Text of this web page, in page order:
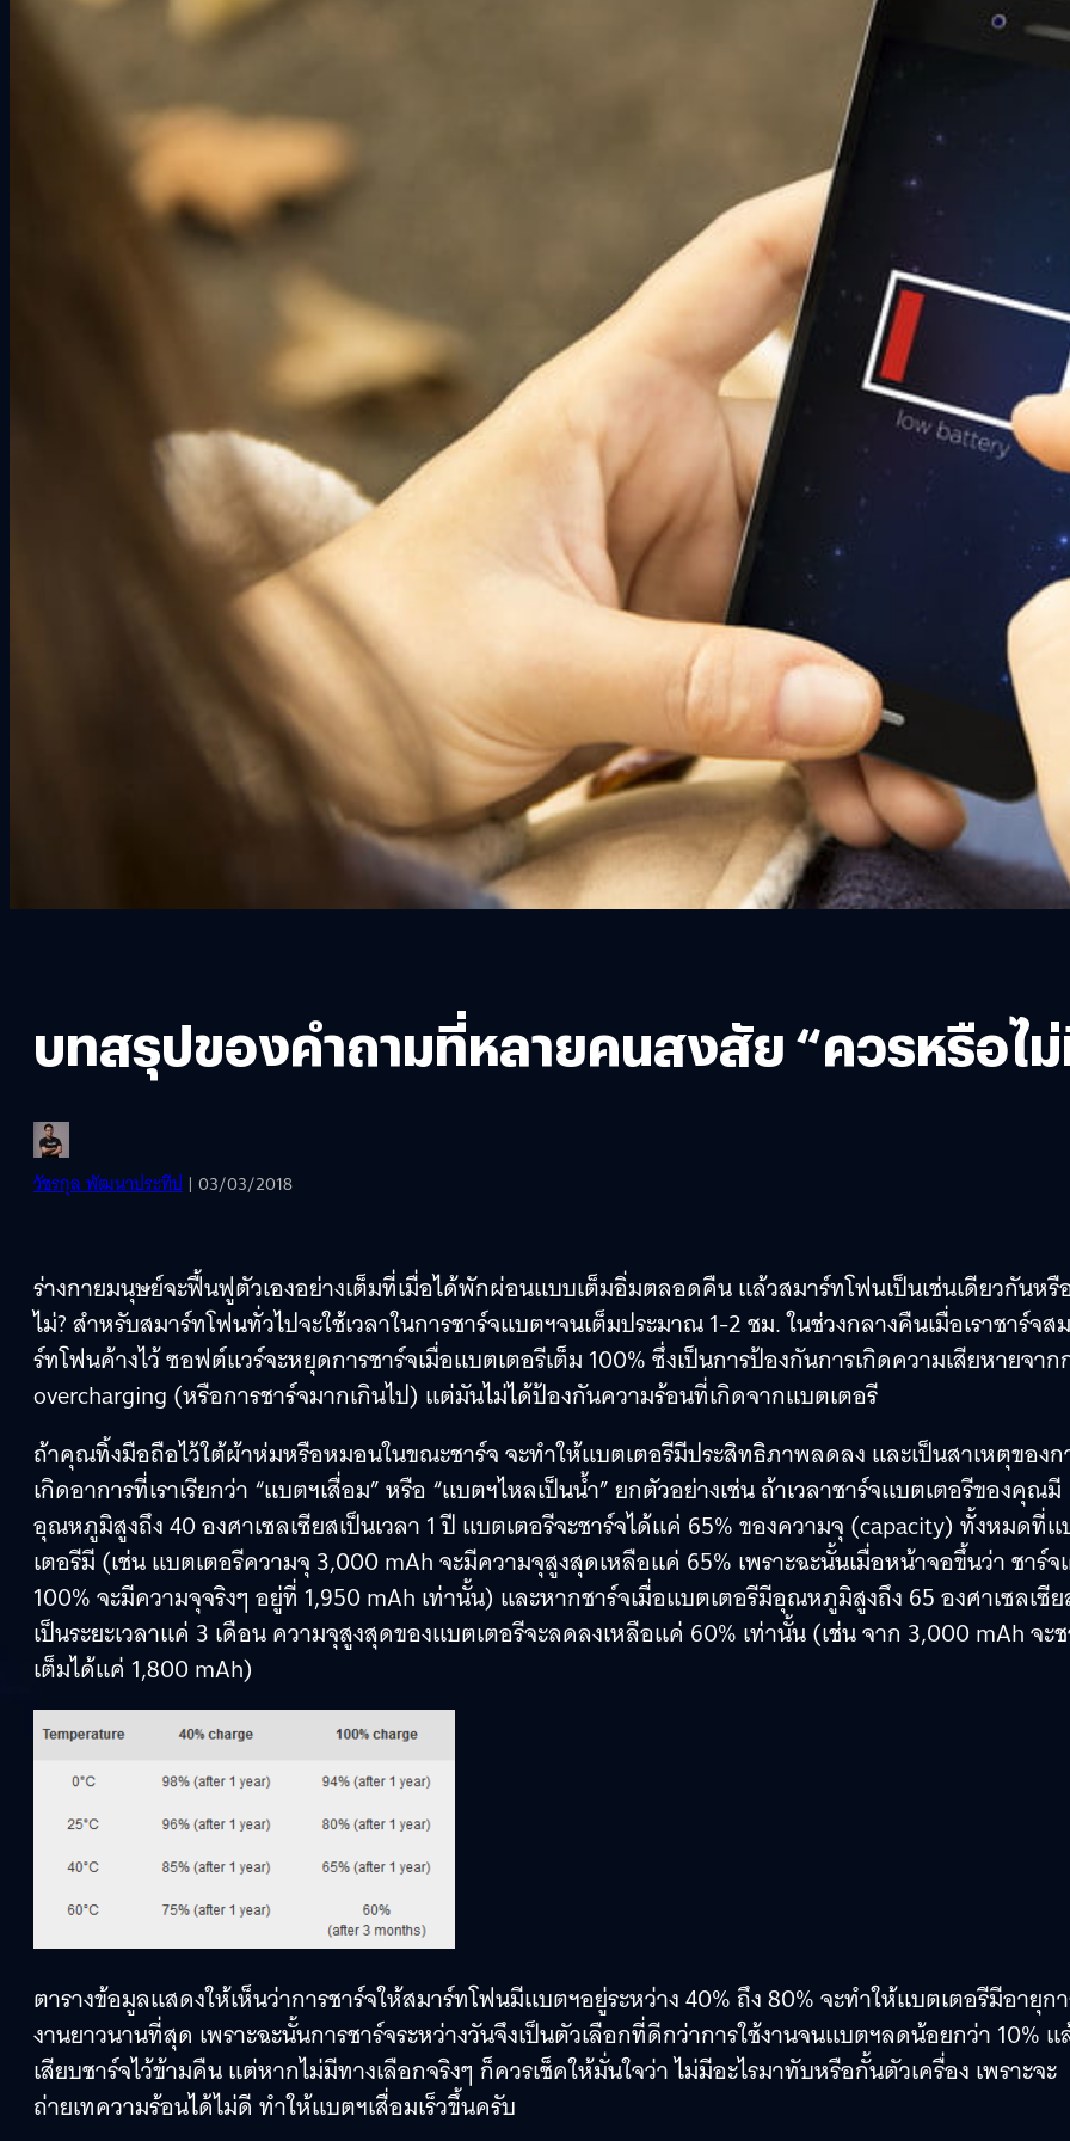
บทสรุปของคำถามที่หลายคนสงสัย “ควรหรือไ
วัชรกุล พัฒนาประทีป | 03/03/2018
ร่างกายมนุษย์จะฟื้นฟูตัวเองอย่างเต็มที่เมื่อได้พักผ่อนแบบเต็มอิ่มตลอดคืน แล้วสมาร์ทโฟนเป็นเช่นเดียวกันหรือ
ไม่? สำหรับสมาร์ทโฟนทั่วไปจะใช้เวลาในการชาร์จแบตฯจนเต็มประมาณ 1-2 ชม. ในช่วงกลางคืนเมื่อเราชาร์จส
ร์ทโฟนค้างไว้ ซอฟต์แวร์จะหยุดการชาร์จเมื่อแบตเตอรีเต็ม 100% ซึ่งเป็นการป้องกันการเกิดความเสียหายจาก
overcharging (หรือการชาร์จมากเกินไป) แต่มันไม่ได้ป้องกันความร้อนที่เกิดจากแบตเตอรี
ถ้าคุณทิ้งมือถือไว้ใต้ผ้าห่มหรือหมอนในขณะชาร์จ จะทำให้แบตเตอรีมีประสิทธิภาพลดลง และเป็นสาเหตุของก
เกิดอาการที่เราเรียกว่า “แบตฯเสื่อม” หรือ “แบตฯไหลเป็นน้ำ” ยกตัวอย่างเช่น ถ้าเวลาชาร์จแบตเตอรีของคุณมี
อุณหภูมิสูงถึง 40 องศาเซลเซียสเป็นเวลา 1 ปี แบตเตอรีจะชาร์จได้แค่ 65% ของความจุ (capacity) ทั้งหมดที่
เตอรีมี (เช่น แบตเตอรีความจุ 3,000 mAh จะมีความจุสูงสุดเหลือแค่ 65% เพราะฉะนั้นเมื่อหน้าจอขึ้นว่า ชาร์จ
100% จะมีความจุจริงๆ อยู่ที่ 1,950 mAh เท่านั้น) และหากชาร์จเมื่อแบตเตอรีมีอุณหภูมิสูงถึง 65 องศาเซลเซี
เป็นระยะเวลาแค่ 3 เดือน ความจุสูงสุดของแบตเตอรีจะลดลงเหลือแค่ 60% เท่านั้น (เช่น จาก 3,000 mAh จะ
เต็มได้แค่ 1,800 mAh)
ตารางข้อมูลแสดงให้เห็นว่าการชาร์จให้สมาร์ทโฟนมีแบตฯอยู่ระหว่าง 40% ถึง 80% จะทำให้แบตเตอรีมีอายุก
งานยาวนานที่สุด เพราะฉะนั้นการชาร์จระหว่างวันจึงเป็นตัวเลือกที่ดีกว่าการใช้งานจนแบตฯลดน้อยกว่า 10% แ
เสียบชาร์จไว้ข้ามคืน แต่หากไม่มีทางเลือกจริงๆ ก็ควรเช็คให้มั่นใจว่า ไม่มีอะไรมาทับหรือกั้นตัวเครื่อง เพราะจะ
ถ่ายเทความร้อนได้ไม่ดี ทำให้แบตฯเสื่อมเร็วขึ้นครับ